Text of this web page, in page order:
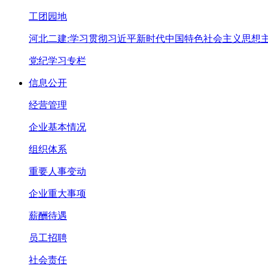
工团园地
河北二建:学习贯彻习近平新时代中国特色社会主义思想
党纪学习专栏
信息公开
经营管理
企业基本情况
组织体系
重要人事变动
企业重大事项
薪酬待遇
员工招聘
社会责任